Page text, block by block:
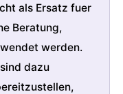
als Ersatz fuer
Beratung,
werden.
dazu